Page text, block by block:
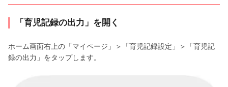
「育児記録の出力」を開く
ホーム画面右上の「マイページ」＞「育児記録設定」＞「育児記
録の出力」をタップします。